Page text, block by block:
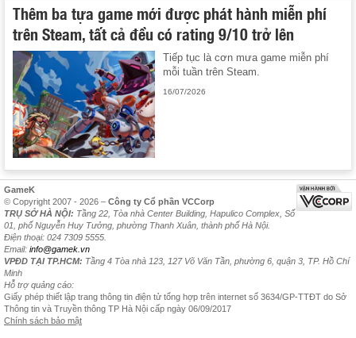
Thêm ba tựa game mới được phát hành miễn phí
trên Steam, tất cả đều có rating 9/10 trở lên
Tiếp tục là cơn mưa game miễn phí
mỗi tuần trên Steam.
16/07/2026
GameK
© Copyright 2007 - 2026 – Công ty Cổ phần VCCorp
TRỤ SỞ HÀ NỘI: Tầng 22, Tòa nhà Center Building, Hapulico Complex, Số
01, phố Nguyễn Huy Tưởng, phường Thanh Xuân, thành phố Hà Nội.
Điện thoại: 024 7309 5555.
Email: info@gamek.vn
VPĐD TẠI TP.HCM: Tầng 4 Tòa nhà 123, 127 Võ Văn Tần, phường 6, quận 3, TP. Hồ Chí
Minh
Hỗ trợ quảng cáo:
Giấy phép thiết lập trang thông tin điện tử tổng hợp trên internet số 3634/GP-TTĐT do Sở
Thông tin và Truyền thông TP Hà Nội cấp ngày 06/09/2017
Chính sách bảo mật